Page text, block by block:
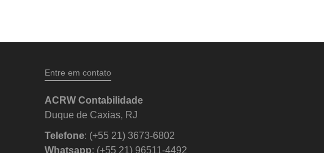
Entre em contato
ACRW Contabilidade
Duque de Caxias, RJ
Telefone: (+55 21) 3673-6802
Whatsapp: (+55 21) 96511-4492